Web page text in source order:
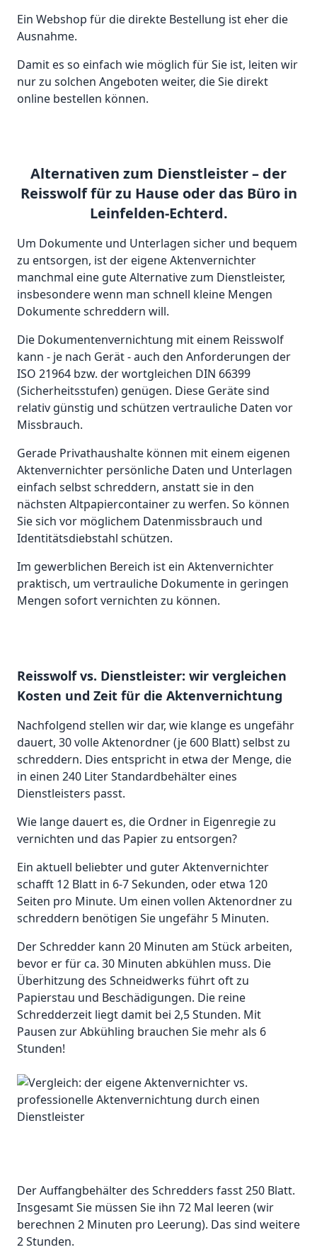
Ein Webshop für die direkte Bestellung ist eher die
Ausnahme.
Damit es so einfach wie möglich für Sie ist, leiten wir
nur zu solchen Angeboten weiter, die Sie direkt
online bestellen können.
Alternativen zum Dienstleister – der
Reisswolf für zu Hause oder das Büro in
Leinfelden-Echterd.
Um Dokumente und Unterlagen sicher und bequem
zu entsorgen, ist der eigene Aktenvernichter
manchmal eine gute Alternative zum Dienstleister,
insbesondere wenn man schnell kleine Mengen
Dokumente schreddern will.
Die Dokumentenvernichtung mit einem Reisswolf
kann - je nach Gerät - auch den Anforderungen der
ISO 21964 bzw. der wortgleichen DIN 66399
(Sicherheitsstufen) genügen. Diese Geräte sind
relativ günstig und schützen vertrauliche Daten vor
Missbrauch.
Gerade Privathaushalte können mit einem eigenen
Aktenvernichter persönliche Daten und Unterlagen
einfach selbst schreddern, anstatt sie in den
nächsten Altpapiercontainer zu werfen. So können
Sie sich vor möglichem Datenmissbrauch und
Identitätsdiebstahl schützen.
Im gewerblichen Bereich ist ein Aktenvernichter
praktisch, um vertrauliche Dokumente in geringen
Mengen sofort vernichten zu können.
Reisswolf vs. Dienstleister: wir vergleichen
Kosten und Zeit für die Aktenvernichtung
Nachfolgend stellen wir dar, wie klange es ungefähr
dauert, 30 volle Aktenordner (je 600 Blatt) selbst zu
schreddern. Dies entspricht in etwa der Menge, die
in einen 240 Liter Standardbehälter eines
Dienstleisters passt.
Wie lange dauert es, die Ordner in Eigenregie zu
vernichten und das Papier zu entsorgen?
Ein aktuell beliebter und guter Aktenvernichter
schafft 12 Blatt in 6-7 Sekunden, oder etwa 120
Seiten pro Minute. Um einen vollen Aktenordner zu
schreddern benötigen Sie ungefähr 5 Minuten.
Der Schredder kann 20 Minuten am Stück arbeiten,
bevor er für ca. 30 Minuten abkühlen muss. Die
Überhitzung des Schneidwerks führt oft zu
Papierstau und Beschädigungen. Die reine
Schredderzeit liegt damit bei 2,5 Stunden. Mit
Pausen zur Abkühling brauchen Sie mehr als 6
Stunden!
Der Auffangbehälter des Schredders fasst 250 Blatt.
Insgesamt Sie müssen Sie ihn 72 Mal leeren (wir
berechnen 2 Minuten pro Leerung). Das sind weitere
2 Stunden.